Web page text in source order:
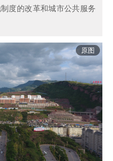
度的改革和城市公共服务
原图